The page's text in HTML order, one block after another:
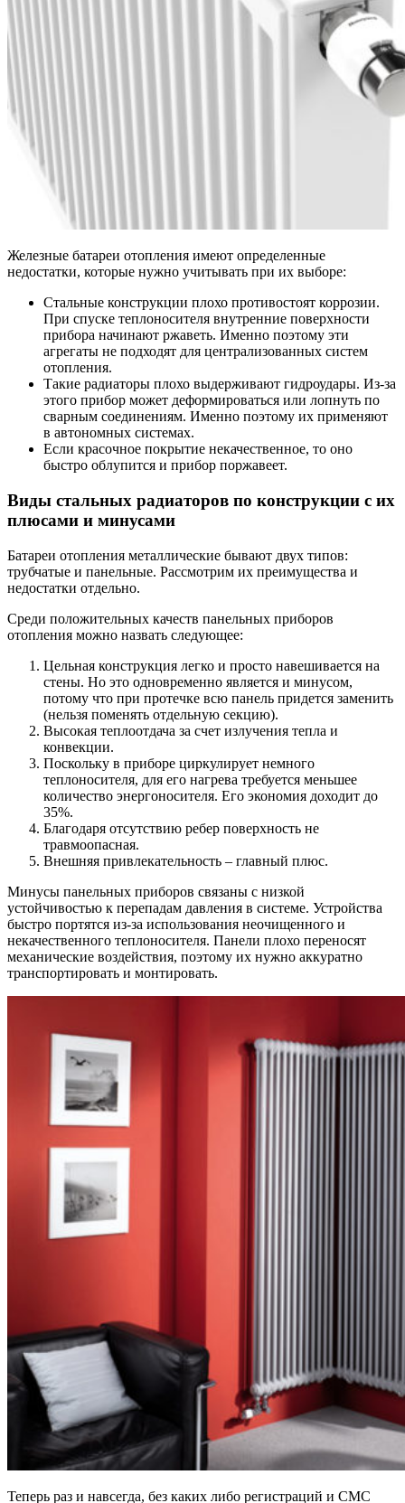
Железные батареи отопления имеют определенные
недостатки, которые нужно учитывать при их выборе:
Стальные конструкции плохо противостоят коррозии.
При спуске теплоносителя внутренние поверхности
прибора начинают ржаветь. Именно поэтому эти
агрегаты не подходят для централизованных систем
отопления.
Такие радиаторы плохо выдерживают гидроудары. Из-за
этого прибор может деформироваться или лопнуть по
сварным соединениям. Именно поэтому их применяют
в автономных системах.
Если красочное покрытие некачественное, то оно
быстро облупится и прибор поржавеет.
Виды стальных радиаторов по конструкции с их
плюсами и минусами
Батареи отопления металлические бывают двух типов:
трубчатые и панельные. Рассмотрим их преимущества и
недостатки отдельно.
Среди положительных качеств панельных приборов
отопления можно назвать следующее:
Цельная конструкция легко и просто навешивается на
стены. Но это одновременно является и минусом,
потому что при протечке всю панель придется заменить
(нельзя поменять отдельную секцию).
Высокая теплоотдача за счет излучения тепла и
конвекции.
Поскольку в приборе циркулирует немного
теплоносителя, для его нагрева требуется меньшее
количество энергоносителя. Его экономия доходит до
35%.
Благодаря отсутствию ребер поверхность не
травмоопасная.
Внешняя привлекательность – главный плюс.
Минусы панельных приборов связаны с низкой
устойчивостью к перепадам давления в системе. Устройства
быстро портятся из-за использования неочищенного и
некачественного теплоносителя. Панели плохо переносят
механические воздействия, поэтому их нужно аккуратно
транспортировать и монтировать.
Теперь раз и навсегда, без каких либо регистраций и СМС